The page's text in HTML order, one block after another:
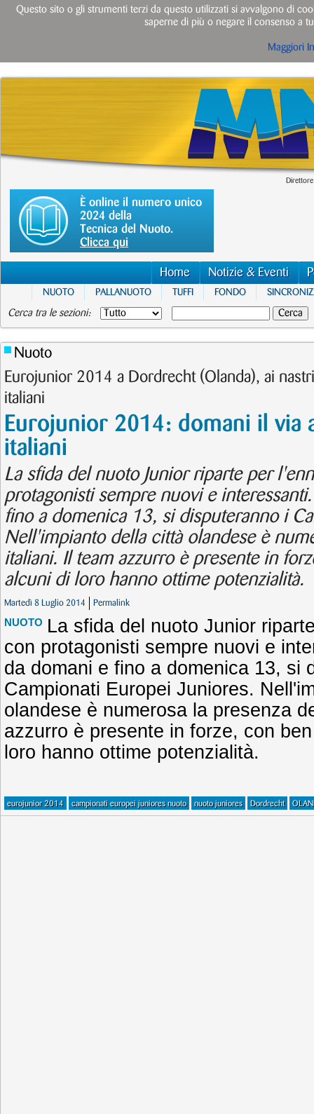
È online il numero unico
2024 della
Tecnica del Nuoto.
Clicca qui
Home Notizie & Eventi
NUOTO PALLANUOTO TUFFI FONDO
Cerca tra le sezioni:
Nuoto
Eurojunior 2014 a Dordrecht (Olanda), ai
italiani
Eurojunior 2014: domani il via
italiani
La sfida del nuoto Junior riparte per
protagonisti sempre nuovi e
fino a domenica 13, si disputeranno i
Nell'impianto della città olandese è
italiani. Il team azzurro è presente in
alcuni di loro hanno ottime potenzialità.
Martedì 8 Luglio 2014 Permalink
NUOTO La sfida del nuoto Junior
con protagonisti sempre nuovi e
da domani e fino a domenica 13, si
Campionati Europei Juniores.
olandese è numerosa la presenza
azzurro è presente in forze, con
loro hanno ottime potenzialità.
eurojunior 2014 campionati europei juniores nuoto nuoto juniores Dordrecht
Questo sito o gli strumenti terzi da questo utilizzati si avvalgono di
saperne di più o negare il consenso a
Maggiori